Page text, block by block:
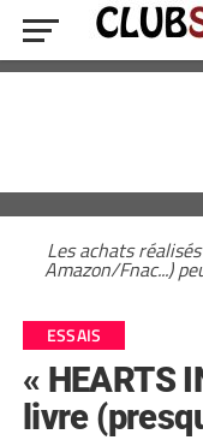
Les achats
Amazon/Fnac...)
ESSAIS
« HEARTS
livre